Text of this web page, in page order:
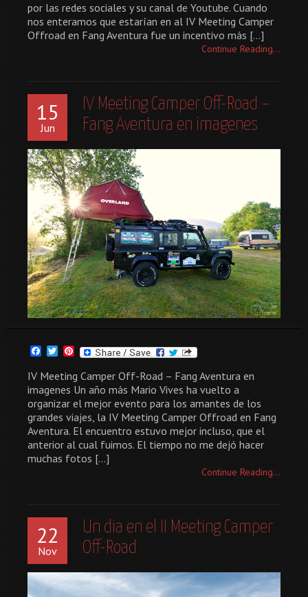
por las redes sociales y su canal de Youtube. Cuando
nos enteramos que estarían en al IV Meeting Camper
Offroad en Fang Aventura fue un incentivo más […]
Continue Reading...
15
Jun
IV Meeting Camper Off-Road –
Fang Aventura en imagenes
Facebook
TwitterPinterest
IV Meeting Camper Off-Road – Fang Aventura en
imagenes Un año más Mario Vives ha vuelto a
organizar el mejor evento para los amantes de los
grandes viajes, la IV Meeting Camper Offroad en Fang
Aventura. El encuentro estuvo mejor incluso, que el
anterior al cual fuimos. El tiempo no me dejó hacer
muchas fotos […]
Continue Reading...
22
Nov
Un dia en el II Meeting Camper
Off-Road